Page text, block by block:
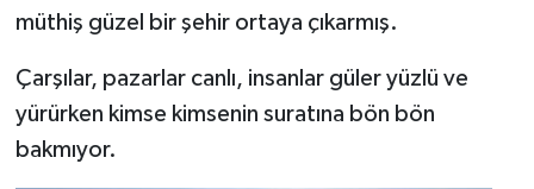
müthiş güzel bir şehir ortaya çıkarmış.
Çarşılar, pazarlar canlı, insanlar güler yüzlü ve
yürürken kimse kimsenin suratına bön bön
bakmıyor.